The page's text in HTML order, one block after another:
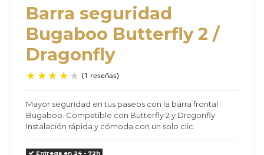
Barra seguridad
Bugaboo Butterfly 2 /
Dragonfly
(1 reseñas)
Mayor seguridad en tus paseos con la barra frontal
Bugaboo. Compatible con Butterfly 2 y Dragonfly.
Instalación rápida y cómoda con un solo clic.
Entrega en 24 - 72h